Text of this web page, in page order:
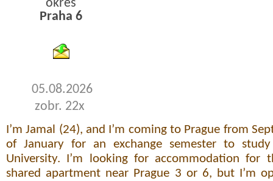
okres
Praha 6
05.08.2026
zobr. 22x
I’m Jamal (24), and I’m coming to Prague from
of January for an exchange semester to study
University. I’m looking for accommodation for
shared apartment near Prague 3 or 6, but I’m